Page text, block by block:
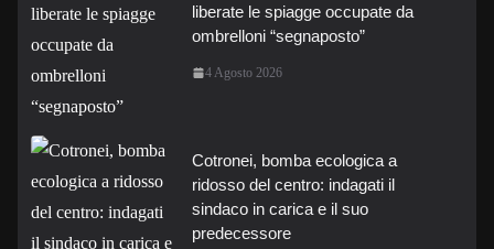
liberate le spiagge occupate da
ombrelloni “segnaposto”
4 Agosto 2026
Cotronei, bomba ecologica a
ridosso del centro: indagati il
sindaco in carica e il suo
predecessore